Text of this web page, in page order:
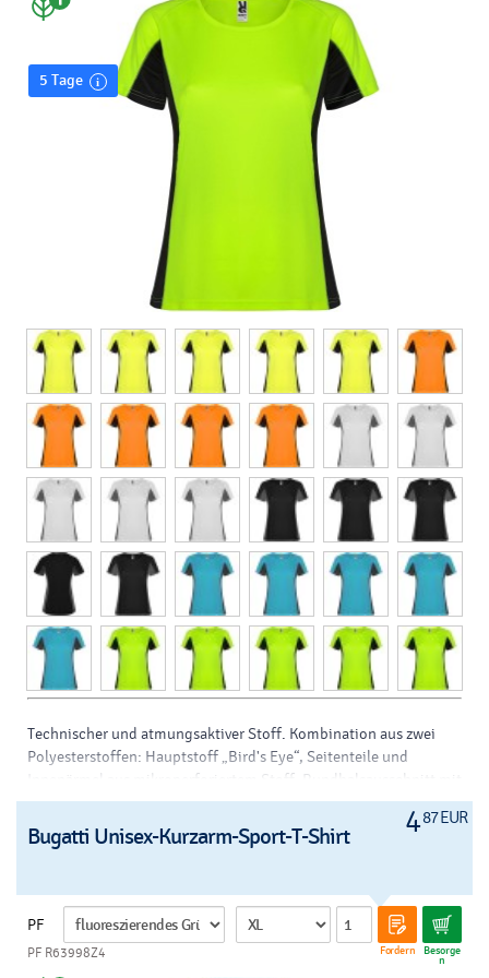
Drück:
siebdruck auf t-shirts - v
5 Tage
Technischer und atmungsaktiver Stoff. Kombination aus zwei
Polyesterstoffen: Hauptstoff „Bird's Eye“, Seitenteile und
Innenärmel aus mikroperforiertem Stoff. Rundhalsausschnitt mit
innenliegenden verstärkten verdeckten Nähten. Abnehmbares
Etikett.
Druck-/Dekorationsarten: Siebdruck, Transfer, Digitaltransfer
Größe:s, m, l, xl, 2xl
Material:
pes (polyester)
Farbe:
schwarz, gelb, neon gelb, fluoreszierendes gelb, orange,
neon orange, fluoreszierendes orange, weiss, grau, dunkelgrau,
487 EUR
Bugatti Unisex-Kurzarm-Sport-T-Shirt
PF
Fordern Besorge
n
PF R63998Z4